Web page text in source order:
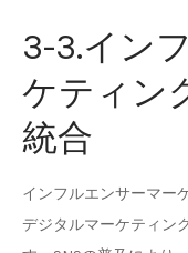
3-3.イン
ケティン
統合
インフルエンサーマー
デジタルマーケティン